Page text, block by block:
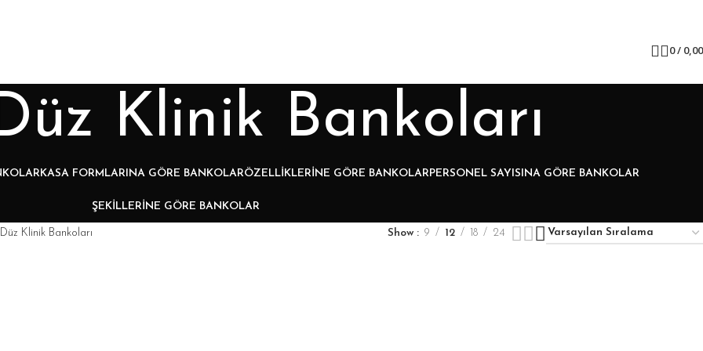
0/
Klinik Bankoları
KASA FORMLARINA GÖRE BANKOLARÖZELLIKLERINE GÖRE BANKOLARPERSONEL SAYISINA GÖRE BANKOLAR
ŞEKILLERINE GÖRE BANKOLAR
Klinik Bankoları Show 9 12 18 24